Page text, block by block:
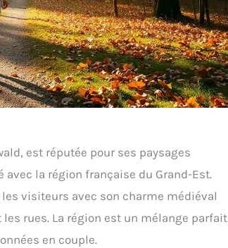
est réputée pour ses paysages
la région française du Grand-Est.
visiteurs avec son charme médiéval
rues. La région est un mélange parfait
en couple.